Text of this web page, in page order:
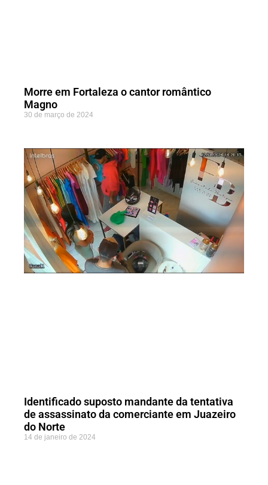
Morre em Fortaleza o cantor romântico
Magno
30 de março de 2024
Identificado suposto mandante da tentativa
de assassinato da comerciante em Juazeiro
do Norte
14 de janeiro de 2024